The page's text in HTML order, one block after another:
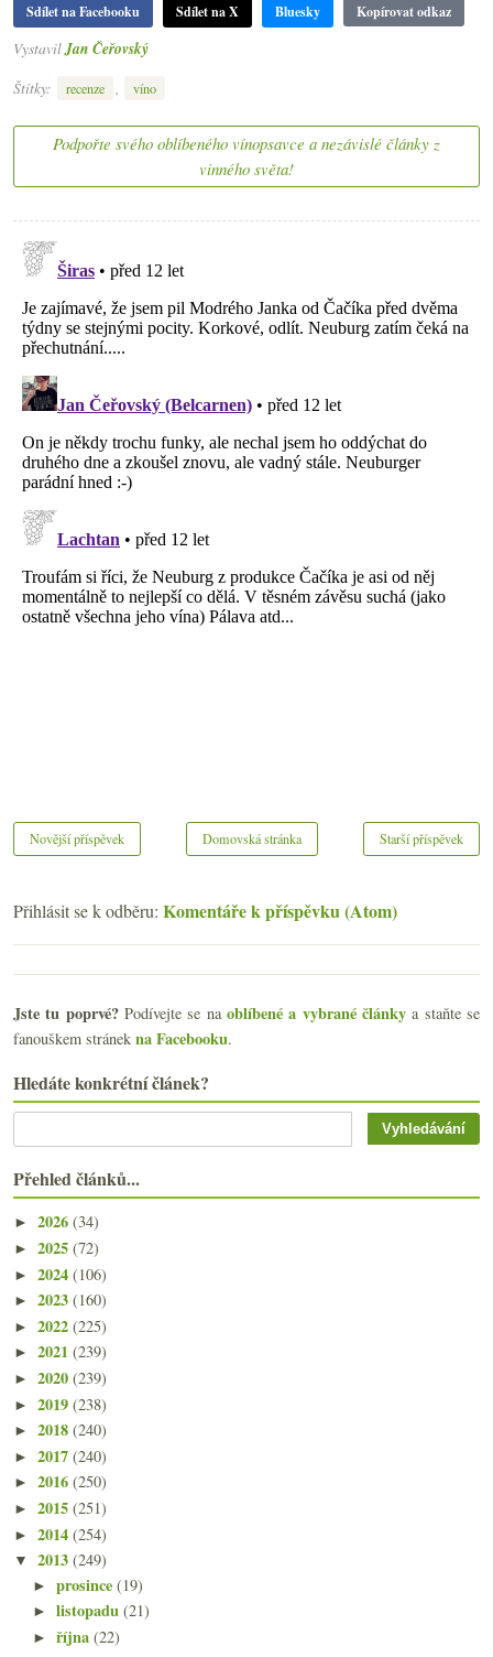
Sdílet na Facebooku Sdílet na X Bluesky Kopírovat odkaz
Vystavil Jan Čeřovský
Štítky:
recenze , víno
Podpořte svého oblíbeného vínopsavce a nezávislé články z
vinného světa!
Novější příspěvek Starší příspěvek
Domovská stránka
Přihlásit se k odběru: Komentáře k příspěvku (Atom)
Jste tu poprvé?Podívejte se naoblíbené a vybrané články a staňte se
fanouškem stránek na Facebooku.
Hledáte konkrétní článek?
Přehled článků...
► 2026 (34)
► 2025 (72)
► 2024 (106)
► 2023 (160)
► 2022 (225)
► 2021 (239)
► 2020 (239)
► 2019 (238)
► 2018 (240)
► 2017 (240)
► 2016 (250)
► 2015 (251)
► 2014 (254)
▼ 2013 (249)
►prosince(19)
►listopadu(21)
►října(22)